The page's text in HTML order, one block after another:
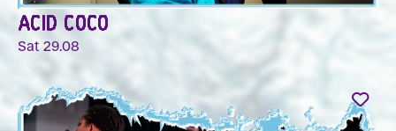
ACID COCO
Sat 29.08